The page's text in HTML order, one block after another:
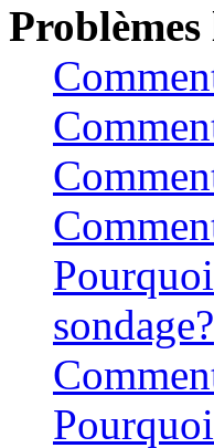
Problèmes
sondage?